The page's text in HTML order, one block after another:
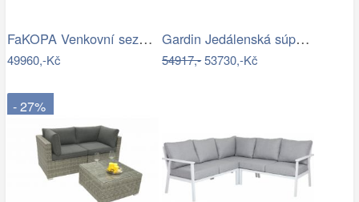
FaKOPA Venkovní sezení z umělého…
49960,-Kč
Gardin Jedálenská súprava FOX hnedá Mdum
54917,-53730,-Kč
- 27%